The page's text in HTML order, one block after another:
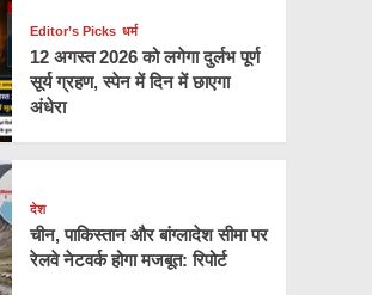
Editor’s Picks धर्म
12 अगस्त 2026 को लगेगा दुर्लभ पूर्ण
सूर्य ग्रहण, स्पेन में दिन में छाएगा
अंधेरा
देश
चीन, पाकिस्तान और बांग्लादेश सीमा पर
रेलवे नेटवर्क होगा मजबूत: रिपोर्ट